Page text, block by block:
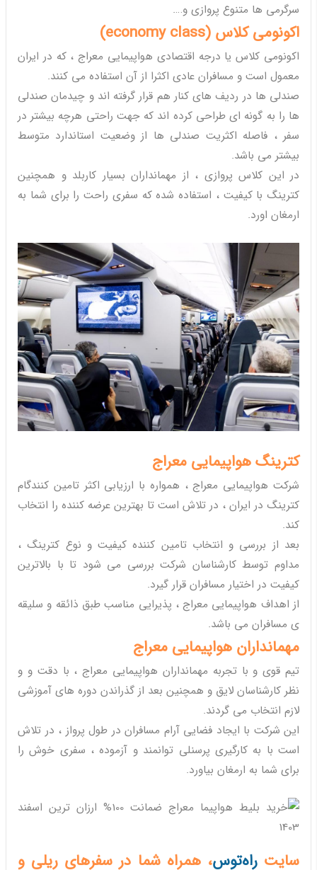
سرگرمی ها متنوع پروازی و….
اکونومی کلاس (economy class
)
اکونومی کلاس یا درجه اقتصادی هواپیمایی معراج ، که در ایران
معمول است و مسافران عادی اکثرا از آن استفاده می کنند.
صندلی ها در ردیف های کنار هم قرار گرفته اند و چیدمان صندلی
ها را به گونه ای طراحی کرده اند که جهت راحتی هرچه بیشتر در
سفر ، فاصله اکثریت صندلی ها از وضعیت استاندارد متوسط
بیشتر می باشد.
در این کلاس پروازی ، از مهمانداران بسیار کاربلد و همچنین
کترینگ با کیفیت ، استفاده شده که سفری راحت را برای شما به
ارمغان اورد.
کترینگ هواپیمایی معراج
شرکت هواپیمایی معراج ، همواره با ارزیابی اکثر تامین کنندگام
کترینگ در ایران ، در تلاش است تا بهترین عرضه کننده را انتخاب
کند.
بعد از بررسی و انتخاب تامین کننده کیفیت و نوع کترینگ ،
مداوم توسط کارشناسان شرکت بررسی می شود تا با بالاترین
کیفیت در اختیار مسافران قرار گیرد.
از اهداف هواپیمایی معراج ، پذیرایی مناسب طبق ذائقه و سلیقه
ی مسافران می باشد.
مهمانداران هواپیمایی معراج
تیم قوی و با تجربه مهمانداران هواپیمایی معراج ، با دقت و و
نظر کارشناسان لایق و همچنین بعد از گذراندن دوره های آموزشی
لازم انتخاب می گردند.
این شرکت با ایجاد فضایی آرام مسافران در طول پرواز ، در تلاش
است با به کارگیری پرسنلی توانمند و آزموده ، سفری خوش را
برای شما به ارمغان بیاورد.
سایتراه‌توس، همراه شما در سفرهای ریلی و